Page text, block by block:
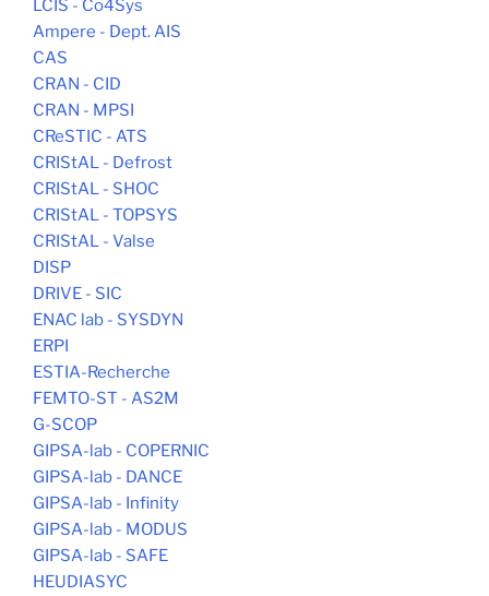
LCIS - Co4Sys
Ampere - Dept. AIS
CAS
CRAN - CID
CRAN - MPSI
CReSTIC - ATS
CRIStAL - Defrost
CRIStAL - SHOC
CRIStAL - TOPSYS
CRIStAL - Valse
DISP
DRIVE - SIC
ENAC lab - SYSDYN
ERPI
ESTIA-Recherche
FEMTO-ST - AS2M
G-SCOP
GIPSA-lab - COPERNIC
GIPSA-lab - DANCE
GIPSA-lab - Infinity
GIPSA-lab - MODUS
GIPSA-lab - SAFE
HEUDIASYC